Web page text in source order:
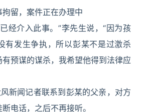
留，案件正在办理中
经介入此事。”李先生说，“因为孩
有发生争执，所以彭某不是过激杀
预谋的谋杀，我希望他得到法律应
新闻记者联系到彭某的父亲，对方
电话，之后不再接听。